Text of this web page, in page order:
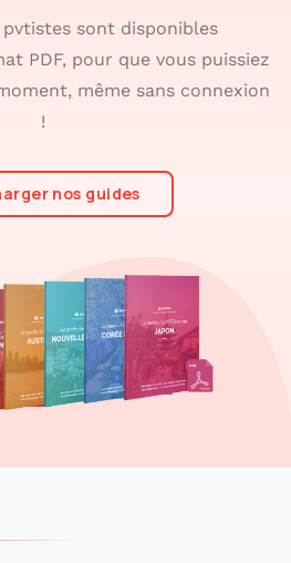
pvtistes sont disponibles
PDF, pour que vous puissiez
même sans connexion
!
nos guides